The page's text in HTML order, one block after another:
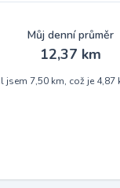
Můj denní průměr
12,37 km
jsem 7,50 km, což je 4,87